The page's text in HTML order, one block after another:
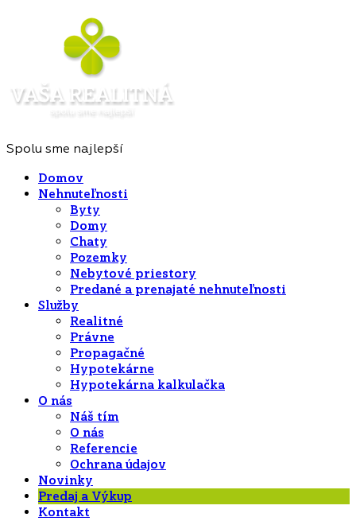
Spolu sme najlepší
Domov
Nehnuteľnosti
Byty
Domy
Chaty
Pozemky
Nebytové priestory
Predané a prenajaté nehnuteľnosti
Služby
Realitné
Právne
Propagačné
Hypotekárne
Hypotekárna kalkulačka
O nás
Náš tím
O nás
Referencie
Ochrana údajov
Novinky
Predaj a Výkup
Kontakt